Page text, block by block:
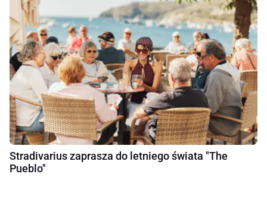
Stradivarius zaprasza do letniego świata "The
Pueblo"